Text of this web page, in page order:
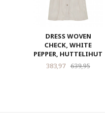
DRESS WOVEN
CHECK, WHITE
PEPPER, HUTTELIHUT
Tilbud
383,97 639,95Rabatt